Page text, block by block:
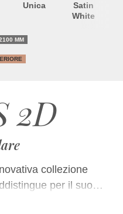
2D
collezione
per il suo
da un
Unica
Satin
White
MM